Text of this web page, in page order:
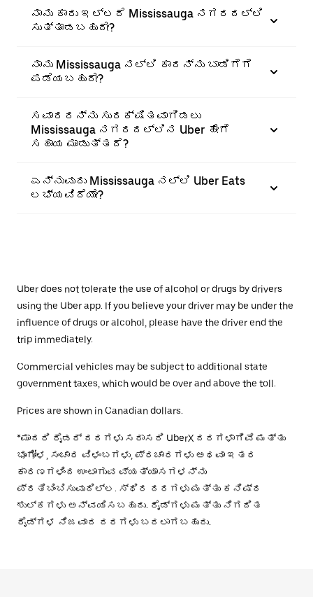
ನಾನು ಕಾರು ಇಲ್ಲದೆ Mississauga ನಗರದಲ್ಲಿ
ಸುತ್ತಾಡಬಹುದೇ?
ನಾನು Mississauga ನಲ್ಲಿ ಕಾರನ್ನು ಬಾಡಿಗೆಗೆ
ಪಡೆಯಬಹುದೇ?
ಸವಾರರನ್ನು ಸುರಕ್ಷಿತವಾಗಿಡಲು
Mississauga ನಗರದಲ್ಲಿನ Uber ಹೇಗೆ
ಸಹಾಯ ಮಾಡುತ್ತದೆ?
ಎನ್ನುವುದು Mississauga ನಲ್ಲಿ Uber Eats
ಲಭ್ಯವಿದೆಯೇ?
Uber does not tolerate the use of alcohol or drugs by drivers
using the Uber app. If you believe your driver may be under the
influence of drugs or alcohol, please have the driver end the
trip immediately.
Commercial vehicles may be subject to additional state
government taxes, which would be over and above the toll.
Prices are shown in Canadian dollars.
*ಮಾದರಿ ರೈಡರ್ ದರಗಳು ಸರಾಸರಿ UberX ದರಗಳಾಗಿವೆ ಮತ್ತು
ಭೂಗೋಳ, ಸಂಚಾರ ವಿಳಂಬಗಳು, ಪ್ರಚಾರಗಳು ಅಥವಾ ಇತರ
ಕಾರಣಗಳಿಂದ ಉಂಟಾಗುವ ವ್ಯತ್ಯಾಸಗಳನ್ನು
ಪ್ರತಿಬಿಂಬಿಸುವುದಿಲ್ಲ. ಸ್ಥಿರ ದರಗಳು ಮತ್ತು ಕನಿಷ್ಠ
ಶುಲ್ಕಗಳು ಅನ್ವಯಿಸಬಹುದು. ರೈಡ್‌ಗಳು ಮತ್ತು ನಿಗದಿತ
ರೈಡ್‌ಗಳ ನಿಜವಾದ ದರಗಳು ಬದಲಾಗಬಹುದು.